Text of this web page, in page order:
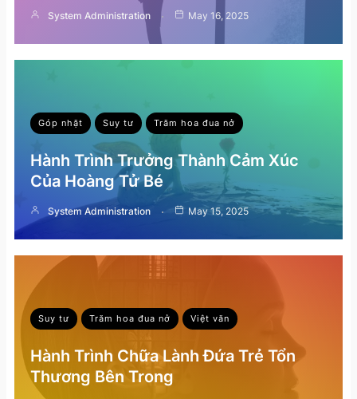
System Administration May 16, 2025
Góp nhặt Suy tư Trăm hoa đua nở
Hành Trình Trưởng Thành Cảm Xúc
Của Hoàng Tử Bé
System Administration May 15, 2025
Suy tư Trăm hoa đua nở Việt văn
Hành Trình Chữa Lành Đứa Trẻ Tổn
Thương Bên Trong